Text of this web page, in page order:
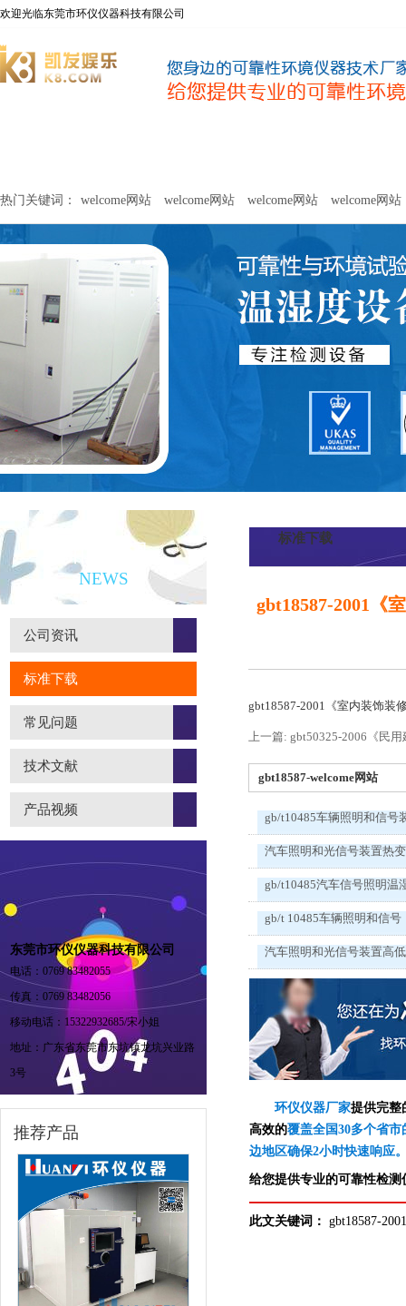
欢迎光临东莞市环仪仪器科技有限公司
关于环仪 联系环仪
热门关键词： welcome网站 welcome网站 welcome网站 welcome网站
网站 welcome网站
新闻资讯
NEWS
公司资讯
标准下载
常见问题
技术文献
产品视频
东莞市环仪仪器科技有限公司
电话：0769 83482055
传真：0769 83482056
移动电话：15322932685/宋小姐
地址：广东省东莞市东坑镇龙坑兴业路
3号
推荐产品
标准下载
gbt18587-2001《
gbt18587-2001《室内装饰装
上一篇: gbt50325-2006《民
gbt18587-welcome网站
gb/t10485车辆照明和信号
汽车照明和光信号装置热
gb/t10485汽车信号照明温
gb/t 10485车辆照明和信号
汽车照明和光信号装置高
环仪仪器厂家提供完整
高效的覆盖全国30多个省
边地区确保2小时快速响应
给您提供专业的可靠性检测
此文关键词： gbt18587-